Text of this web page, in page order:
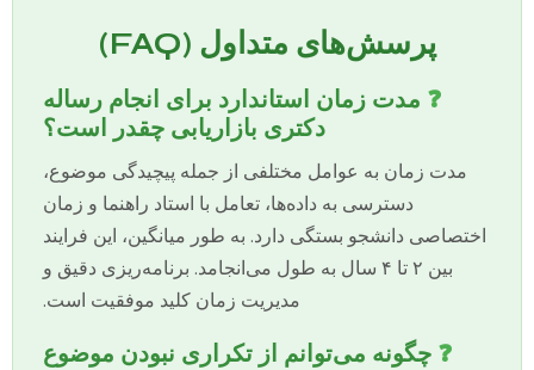
پرسش‌های متداول (FAQ)
❓ مدت زمان استاندارد برای انجام رساله
دکتری بازاریابی چقدر است؟
مدت زمان به عوامل مختلفی از جمله پیچیدگی موضوع،
دسترسی به داده‌ها، تعامل با استاد راهنما و زمان
اختصاصی دانشجو بستگی دارد. به طور میانگین، این فرایند
بین ۲ تا ۴ سال به طول می‌انجامد. برنامه‌ریزی دقیق و
مدیریت زمان کلید موفقیت است.
❓ چگونه می‌توانم از تکراری نبودن موضوع